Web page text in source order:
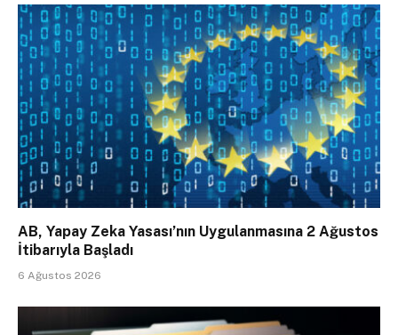
AB, Yapay Zeka Yasası’nın Uygulanmasına 2 Ağustos
İtibarıyla Başladı
6 Ağustos 2026